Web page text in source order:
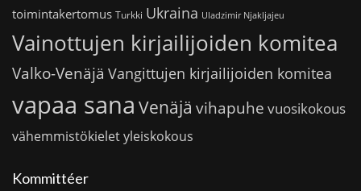
toimintakertomus Turkki Ukraina Uladzimir Njakljajeu
Vainottujen kirjailijoiden komitea
Valko-Venäjä Vangittujen kirjailijoiden komitea
vapaa sana Venäjä vihapuhe vuosikokous
vähemmistökieletyleiskokous
Kommittéer